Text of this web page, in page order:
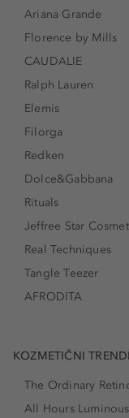
Ariana Grande
Florence by Mills
CAUDALIE
Ralph Lauren
Elemis
Filorga
Redken
Dolce&Gabbana
Rituals
Jeffree Star
Real Techniques
Tangle Teezer
AFRODITA
KOZMETIČNI TRENDI
The Ordinary
All Hours Luminous